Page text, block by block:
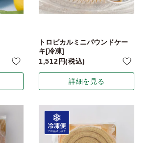
トロピカルミニパウンドケー
キ[冷凍]
1,512
税込
詳細を見る